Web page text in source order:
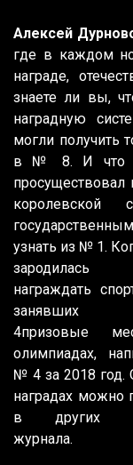
Алексей
где в каждом
награде,
знаете ли вы,
наградную
могли получить
в № 8. И что
просуществовал
узнать из № 1.
награждать
занявших
4призовые
олимпиадах,
№ 4 за 2018 год.
наградах можно
в других
журнала.